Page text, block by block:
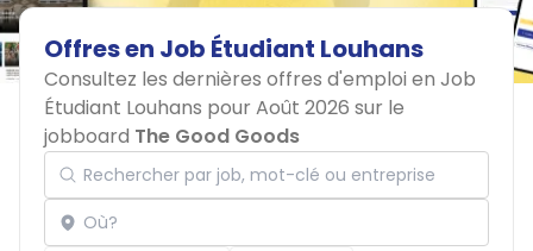
Offresen Job Étudiant Louhans
Consultez les dernières offres d'emploi en Job
Étudiant Louhans pour Août 2026 sur le
jobboard The Good Goods
Rechercher par job, mot-clé ou entreprise
Localisation